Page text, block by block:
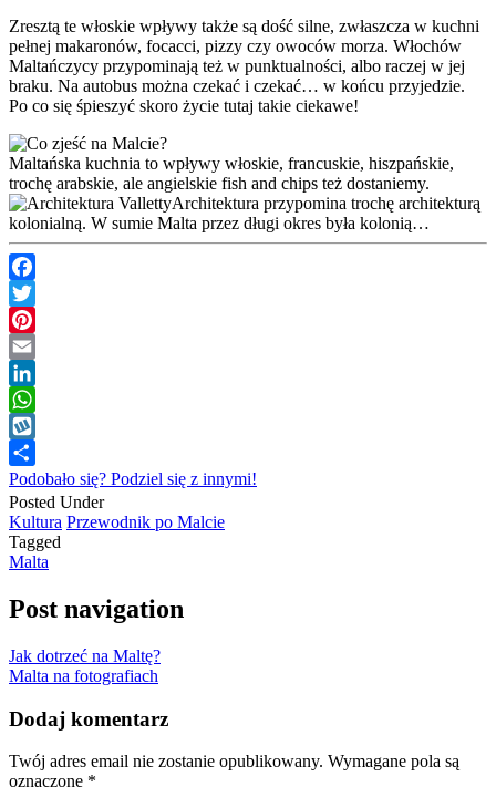
Zresztą te włoskie wpływy także są dość silne, zwłaszcza w kuchni
pełnej makaronów, focacci, pizzy czy owoców morza. Włochów
Maltańczycy przypominają też w punktualności, albo raczej w jej
braku. Na autobus można czekać i czekać… w końcu przyjedzie.
Po co się śpieszyć skoro życie tutaj takie ciekawe!
Maltańska kuchnia to wpływy włoskie, francuskie, hiszpańskie,
trochę arabskie, ale angielskie fish and chips też dostaniemy.
Architektura przypomina trochę architekturą
kolonialną. W sumie Malta przez długi okres była kolonią…
Facebook
Twitter
Pinterest
Email
LinkedIn
WhatsApp
Wykop
Podobało się? Podziel się z innymi!
Posted Under
Kultura Przewodnik po Malcie
Tagged
Malta
Post navigation
Jak dotrzeć na Maltę?
Malta na fotografiach
Dodaj komentarz
Twój adres email nie zostanie opublikowany. Wymagane pola są
oznaczone *